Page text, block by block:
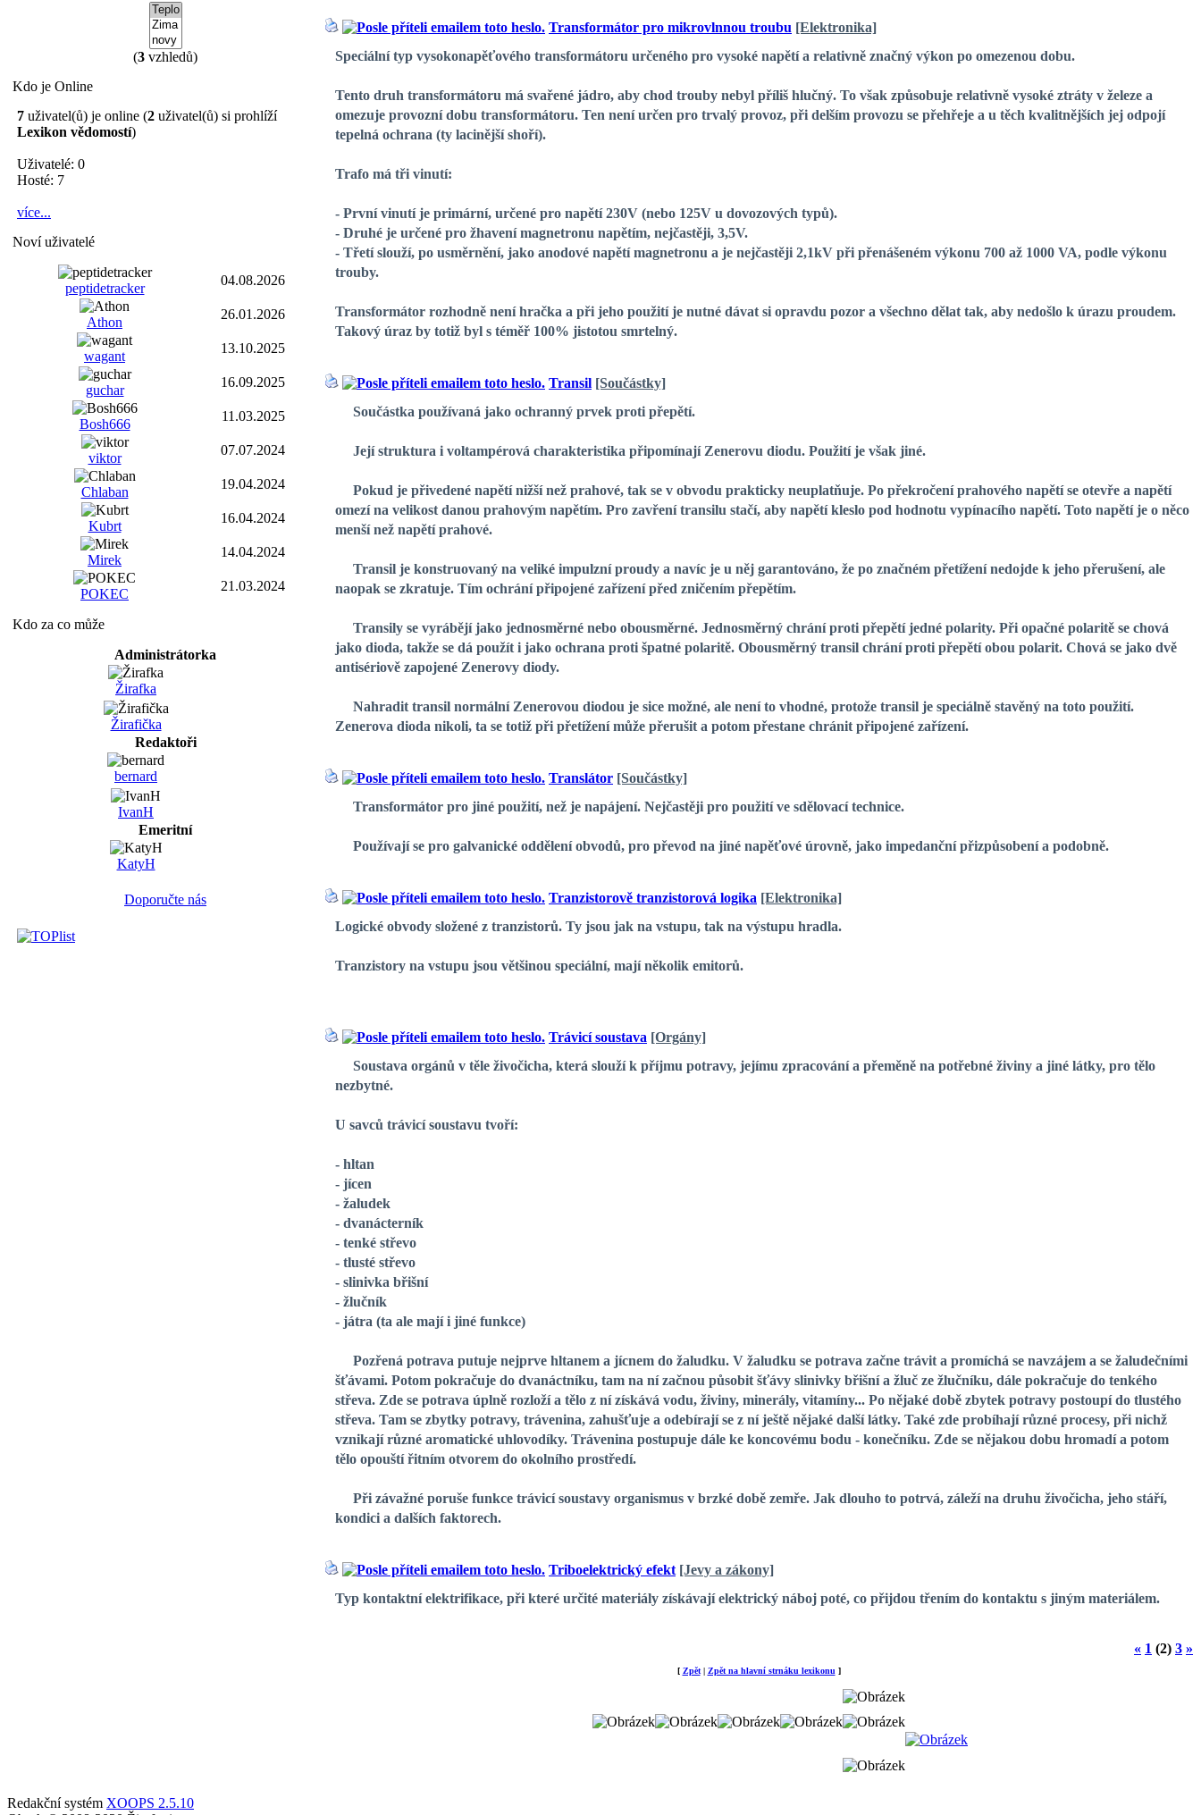
(3 vzhledů)
Kdo je Online
7 uživatel(ů) je online (2 uživatel(ů) si prohlíží
Lexikon vědomostí)
Uživatelé: 0
Hosté: 7
více...
Noví uživatelé
peptidetracker
04.08.2026
Athon
26.01.2026
wagant
13.10.2025
guchar
16.09.2025
Bosh666
11.03.2025
viktor
07.07.2024
Chlaban
19.04.2024
Kubrt
16.04.2024
Mirek
14.04.2024
POKEC
21.03.2024
Kdo za co může
Administrátorka
Žirafka
Žirafička
Redaktoři
bernard
IvanH
Emeritní
KatyH
Doporučte nás
Transformátor pro mikrovlnnou troubu [Elektronika]
Speciální typ vysokonapěťového transformátoru určeného pro vysoké napětí a relativně značný výkon po omezenou dobu.
Tento druh transformátoru má svařené jádro, aby chod trouby nebyl příliš hlučný. To však způsobuje relativně vysoké ztráty v železe a
omezuje provozní dobu transformátoru. Ten není určen pro trvalý provoz, při delším provozu se přehřeje a u těch kvalitnějších jej odpojí
tepelná ochrana (ty lacinější shoří).
Trafo má tři vinutí:
- První vinutí je primární, určené pro napětí 230V (nebo 125V u dovozových typů).
- Druhé je určené pro žhavení magnetronu napětím, nejčastěji, 3,5V.
- Třetí slouží, po usměrnění, jako anodové napětí magnetronu a je nejčastěji 2,1kV při přenášeném výkonu 700 až 1000 VA, podle výkonu
trouby.
Transformátor rozhodně není hračka a při jeho použití je nutné dávat si opravdu pozor a všechno dělat tak, aby nedošlo k úrazu proudem.
Takový úraz by totiž byl s téměř 100% jistotou smrtelný.
Transil [Součástky]
Součástka používaná jako ochranný prvek proti přepětí.
Její struktura i voltampérová charakteristika připomínají Zenerovu diodu. Použití je však jiné.
Pokud je přivedené napětí nižší než prahové, tak se v obvodu prakticky neuplatňuje. Po překročení prahového napětí se otevře a napětí
omezí na velikost danou prahovým napětím. Pro zavření transilu stačí, aby napětí kleslo pod hodnotu vypínacího napětí. Toto napětí je o něco
menší než napětí prahové.
Transil je konstruovaný na veliké impulzní proudy a navíc je u něj garantováno, že po značném přetížení nedojde k jeho přerušení, ale
naopak se zkratuje. Tím ochrání připojené zařízení před zničením přepětím.
Transily se vyrábějí jako jednosměrné nebo obousměrné. Jednosměrný chrání proti přepětí jedné polarity. Při opačné polaritě se chová
jako dioda, takže se dá použít i jako ochrana proti špatné polaritě. Obousměrný transil chrání proti přepětí obou polarit. Chová se jako dvě
antisériově zapojené Zenerovy diody.
Nahradit transil normální Zenerovou diodou je sice možné, ale není to vhodné, protože transil je speciálně stavěný na toto použití.
Zenerova dioda nikoli, ta se totiž při přetížení může přerušit a potom přestane chránit připojené zařízení.
Translátor [Součástky]
Transformátor pro jiné použití, než je napájení. Nejčastěji pro použití ve sdělovací technice.
Používají se pro galvanické oddělení obvodů, pro převod na jiné napěťové úrovně, jako impedanční přizpůsobení a podobně.
Tranzistorově tranzistorová logika [Elektronika]
Logické obvody složené z tranzistorů. Ty jsou jak na vstupu, tak na výstupu hradla.
Tranzistory na vstupu jsou většinou speciální, mají několik emitorů.
Trávicí soustava [Orgány]
Soustava orgánů v těle živočicha, která slouží k příjmu potravy, jejímu zpracování a přeměně na potřebné živiny a jiné látky, pro tělo
nezbytné.
U savců trávicí soustavu tvoří:
- hltan
- jícen
- žaludek
- dvanácterník
- tenké střevo
- tlusté střevo
- slinivka břišní
- žlučník
- játra (ta ale mají i jiné funkce)
Pozřená potrava putuje nejprve hltanem a jícnem do žaludku. V žaludku se potrava začne trávit a promíchá se navzájem a se žaludečními
šťávami. Potom pokračuje do dvanáctníku, tam na ní začnou působit šťávy slinivky břišní a žluč ze žlučníku, dále pokračuje do tenkého
střeva. Zde se potrava úplně rozloží a tělo z ní získává vodu, živiny, minerály, vitamíny... Po nějaké době zbytek potravy postoupí do tlustého
střeva. Tam se zbytky potravy, trávenina, zahušťuje a odebírají se z ní ještě nějaké další látky. Také zde probíhají různé procesy, při nichž
vznikají různé aromatické uhlovodíky. Trávenina postupuje dále ke koncovému bodu - konečníku. Zde se nějakou dobu hromadí a potom
tělo opouští řitním otvorem do okolního prostředí.
Při závažné poruše funkce trávicí soustavy organismus v brzké době zemře. Jak dlouho to potrvá, záleží na druhu živočicha, jeho stáří,
kondici a dalších faktorech.
Triboelektrický efekt [Jevy a zákony]
Typ kontaktní elektrifikace, při které určité materiály získávají elektrický náboj poté, co přijdou třením do kontaktu s jiným materiálem.
« 1 (2) 3 »
[ Zpět| Zpět na hlavní strnáku lexikonu ]
Redakční systém XOOPS 2.5.10